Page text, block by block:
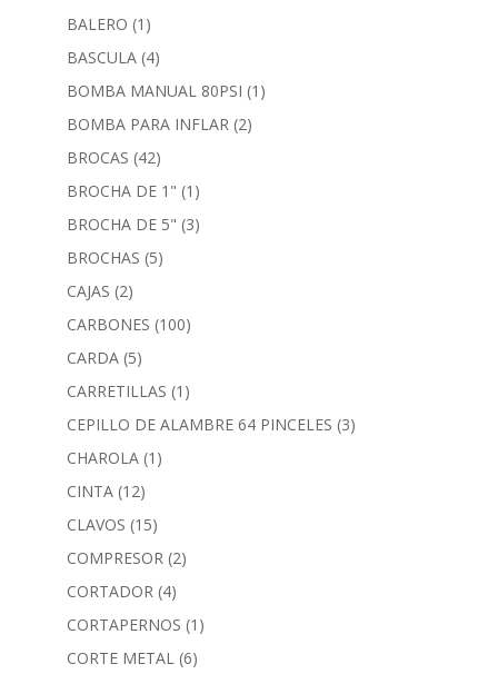
BALERO (1)
BASCULA (4)
BOMBA MANUAL 80PSI (1)
BOMBA PARA INFLAR (2)
BROCAS (42)
BROCHA DE 1" (1)
BROCHA DE 5" (3)
BROCHAS (5)
CAJAS (2)
CARBONES (100)
CARDA (5)
CARRETILLAS (1)
CEPILLO DE ALAMBRE 64 PINCELES (3)
CHAROLA (1)
CINTA (12)
CLAVOS (15)
COMPRESOR (2)
CORTADOR (4)
CORTAPERNOS (1)
CORTE METAL (6)